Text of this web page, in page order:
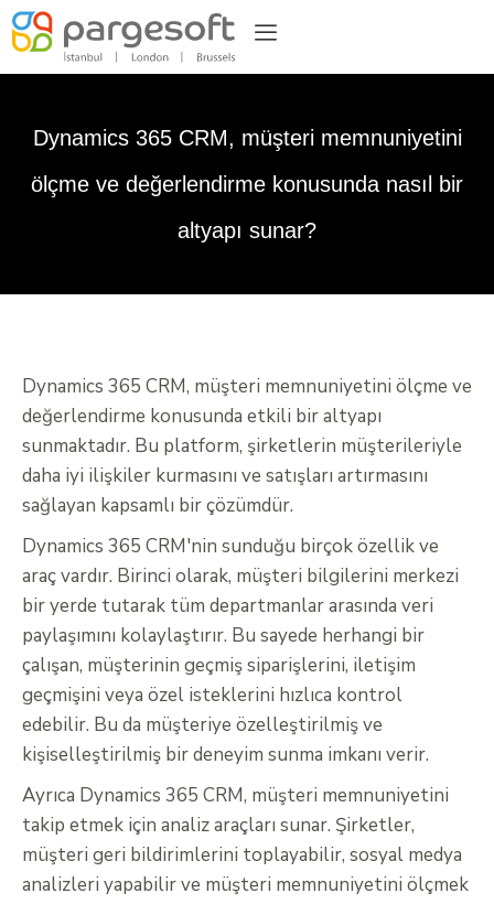
Dynamics 365 CRM, müşteri memnuniyetini
ölçme ve değerlendirme konusunda nasıl bir
altyapı sunar?
Dynamics 365 CRM, müşteri memnuniyetini ölçme ve
değerlendirme konusunda etkili bir altyapı
sunmaktadır. Bu platform, şirketlerin müşterileriyle
daha iyi ilişkiler kurmasını ve satışları artırmasını
sağlayan kapsamlı bir çözümdür.
Dynamics 365 CRM'nin sunduğu birçok özellik ve
araç vardır. Birinci olarak, müşteri bilgilerini merkezi
bir yerde tutarak tüm departmanlar arasında veri
paylaşımını kolaylaştırır. Bu sayede herhangi bir
çalışan, müşterinin geçmiş siparişlerini, iletişim
geçmişini veya özel isteklerini hızlıca kontrol
edebilir. Bu da müşteriye özelleştirilmiş ve
kişiselleştirilmiş bir deneyim sunma imkanı verir.
Ayrıca Dynamics 365 CRM, müşteri memnuniyetini
takip etmek için analiz araçları sunar. Şirketler,
müşteri geri bildirimlerini toplayabilir, sosyal medya
analizleri yapabilir ve müşteri memnuniyetini ölçmek